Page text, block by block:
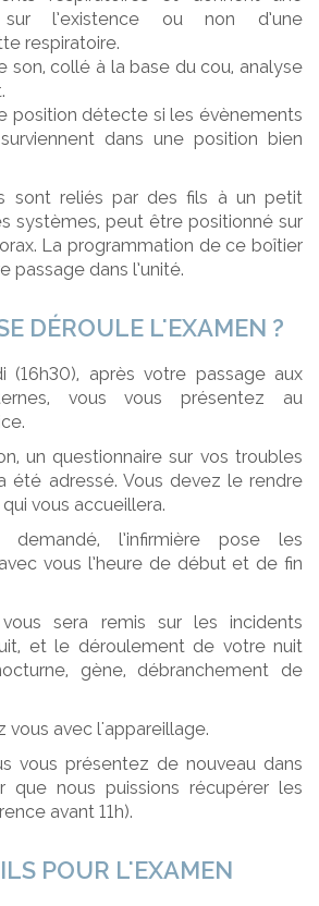
sur l’existence ou non d’une
respiratoire.
son, collé à la base du cou, analyse
position détecte si les évènements
dans une position bien
sont reliés par des fils à un petit
systèmes, peut être positionné sur
La programmation de ce boîtier
passage dans l’unité.
DÉROULE L'EXAMEN ?
(16h30), après votre passage aux
vous vous présentez au
un questionnaire sur vos troubles
été adressé. Vous devez le rendre
qui vous accueillera.
demandé, l’infirmière pose les
vous l’heure de début et de fin
sera remis sur les incidents
et le déroulement de votre nuit
gène, débranchement de
vous avec l'appareillage.
vous présentez de nouveau dans
que nous puissions récupérer les
avant 11h).
POUR L'EXAMEN